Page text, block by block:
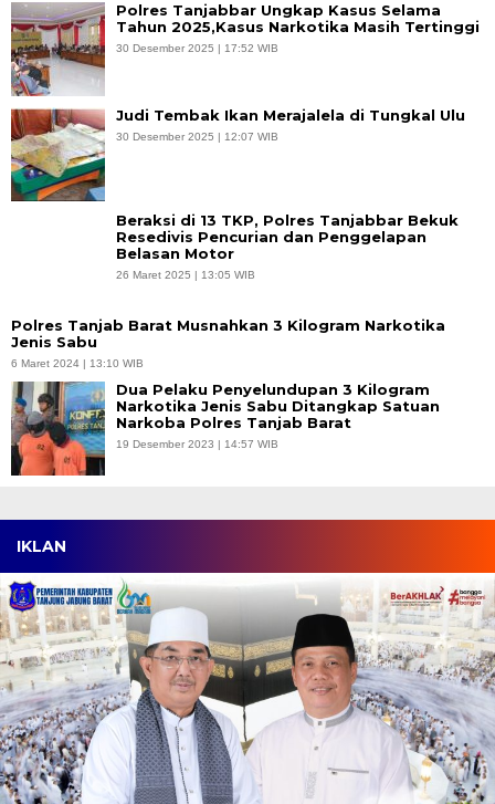
Polres Tanjabbar Ungkap Kasus Selama
Tahun 2025,Kasus Narkotika Masih Tertinggi
30 Desember 2025 | 17:52 WIB
Judi Tembak Ikan Merajalela di Tungkal Ulu
30 Desember 2025 | 12:07 WIB
Beraksi di 13 TKP, Polres Tanjabbar Bekuk
Resedivis Pencurian dan Penggelapan
Belasan Motor
26 Maret 2025 | 13:05 WIB
Polres Tanjab Barat Musnahkan 3 Kilogram Narkotika
Jenis Sabu
6 Maret 2024 | 13:10 WIB
Dua Pelaku Penyelundupan 3 Kilogram
Narkotika Jenis Sabu Ditangkap Satuan
Narkoba Polres Tanjab Barat
19 Desember 2023 | 14:57 WIB
IKLAN